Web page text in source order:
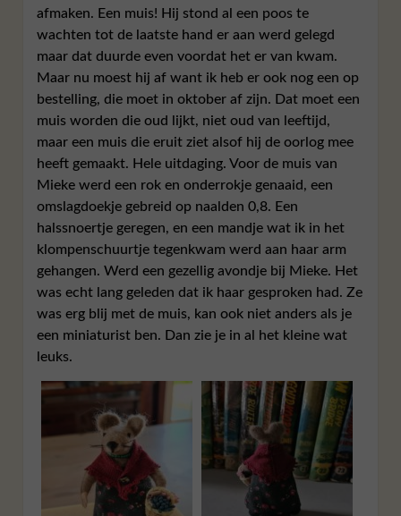
afmaken. Een muis! Hij stond al een poos te
wachten tot de laatste hand er aan werd gelegd
maar dat duurde even voordat het er van kwam.
Maar nu moest hij af want ik heb er ook nog een op
bestelling, die moet in oktober af zijn. Dat moet een
muis worden die oud lijkt, niet oud van leeftijd,
maar een muis die eruit ziet alsof hij de oorlog mee
heeft gemaakt. Hele uitdaging. Voor de muis van
Mieke werd een rok en onderrokje genaaid, een
omslagdoekje gebreid op naalden 0,8. Een
halssnoertje geregen, en een mandje wat ik in het
klompenschuurtje tegenkwam werd aan haar arm
gehangen. Werd een gezellig avondje bij Mieke. Het
was echt lang geleden dat ik haar gesproken had. Ze
was erg blij met de muis, kan ook niet anders als je
een miniaturist ben. Dan zie je in al het kleine wat
leuks.